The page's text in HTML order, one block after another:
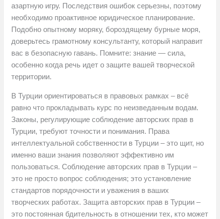
азартную игру. Последствия ошибок серьезны, поэтому
необходимо проактивное юридическое планирование.
Подобно опытному моряку, бороздящему бурные моря,
доверьтесь грамотному консультанту, который направит
вас в безопасную гавань. Помните: знание — сила,
особенно когда речь идет о защите вашей творческой
территории.
В Турции ориентироваться в правовых рамках – всё
равно что прокладывать курс по неизведанным водам.
Законы, регулирующие соблюдение авторских прав в
Турции, требуют точности и понимания. Права
интеллектуальной собственности в Турции – это щит, но
именно ваши знания позволяют эффективно им
пользоваться. Соблюдение авторских прав в Турции –
это не просто вопрос соблюдения; это установление
стандартов порядочности и уважения в ваших
творческих работах. Защита авторских прав в Турции –
это постоянная бдительность в отношении тех, кто может